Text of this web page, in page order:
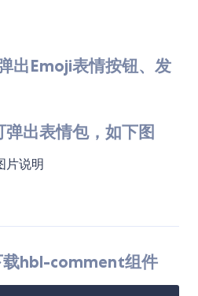
出Emoji表情按钮、发
出表情包，如下图
载hbl-comment组件